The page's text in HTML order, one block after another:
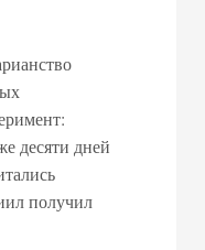
десяти дней
получил